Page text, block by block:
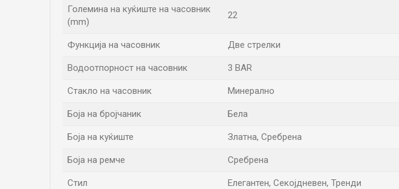
Големина на куќиште на часовник
(mm)
22
Функција на часовник Две стрелки
Водоотпорност на часовник 3 BAR
Стакло на часовник Минерално
Боја на бројчаник Бела
Боја на куќиште Златна, Сребрена
Боја на ремче Сребрена
Стил Елегантен, Секојдневен, Тренди